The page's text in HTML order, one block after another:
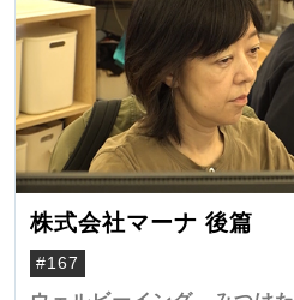
株式会社マーナ 後篇
#167